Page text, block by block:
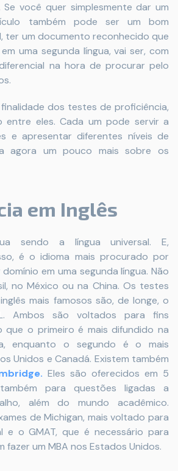
você quer simplesmente dar um
também pode ser um bom
ter um documento reconhecido que
uma segunda língua, vai ser, com
na hora de procurar pelo
dos testes de proficiência,
entre eles. Cada um pode servir a
e apresentar diferentes níveis de
agora um pouco mais sobre os
em Inglês
sendo a língua universal. E,
é o idioma mais procurado por
em uma segunda língua. Não
no México ou na China. Os testes
mais famosos são, de longe, o
Ambos são voltados para fins
que o primeiro é mais difundido na
enquanto o segundo é o mais
Unidos e Canadá. Existem também
Eles são oferecidos em 5
para questões ligadas a
além do mundo acadêmico.
de Michigan, mais voltado para
e o GMAT, que é necessário para
fazer um MBA nos Estados Unidos.